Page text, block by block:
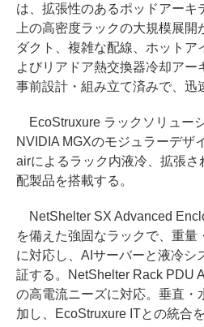
は、拡張性のあるポッドアーキ
上の高密度ラックの大規模展
ダクト、複雑な配線、ホットア
よびリアドア熱交換器冷却アー
事前設計・組み立て済みで、迅
EcoStruxure ラックソリュー
NVIDIA MGXのモジュラーデザ
airによるラック内液冷、拡張
配製品を搭載する。
NetShelter SX Advanced
を備えた強固なラックで、重量
に対応し、AIサーバーと液冷シ
証する。NetShelter Rack PDU
の高電流ニーズに対応。垂直・
加し、EcoStruxure ITとの統合